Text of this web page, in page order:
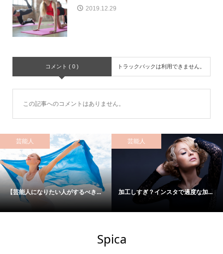
2019.12.29
コメント ( 0 ) トラックバックは利用できません。
この記事へのコメントはありません。
芸能人
【芸能人になりたい人がするべき...
芸能人
加工しすぎ？インスタで過度な加...
Spica